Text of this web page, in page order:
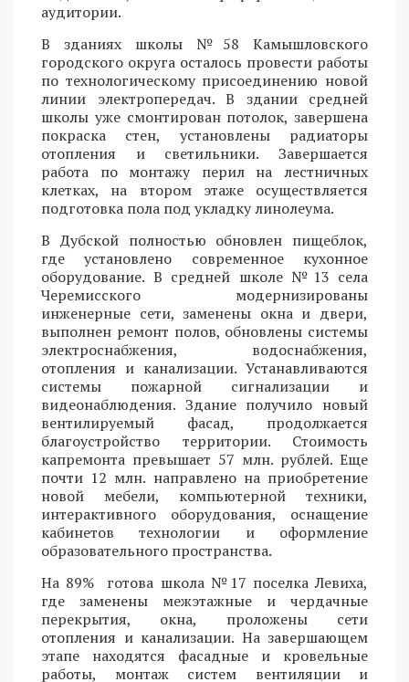
аудитории.
В зданиях школы №58 Камышловского
городского округа осталось провести работы
по технологическому присоединению новой
линии электропередач. В здании средней
школы уже смонтирован потолок, завершена
покраска стен, установлены радиаторы
отопления и светильники. Завершается
работа по монтажу перил на лестничных
клетках, на втором этаже осуществляется
подготовка пола под укладку линолеума.
В Дубской полностью обновлен пищеблок,
где установлено современное кухонное
оборудование. В средней школе №13 села
Черемисского модернизированы
инженерные сети, заменены окна и двери,
выполнен ремонт полов, обновлены системы
электроснабжения, водоснабжения,
отопления и канализации. Устанавливаются
системы пожарной сигнализации и
видеонаблюдения. Здание получило новый
вентилируемый фасад, продолжается
благоустройство территории. Стоимость
капремонта превышает 57 млн. рублей. Еще
почти 12 млн. направлено на приобретение
новой мебели, компьютерной техники,
интерактивного оборудования, оснащение
кабинетов технологии и оформление
образовательного пространства.
На 89% готова школа №17 поселка Левиха,
где заменены межэтажные и чердачные
перекрытия, окна, проложены сети
отопления и канализации. На завершающем
этапе находятся фасадные и кровельные
работы, монтаж систем вентиляции и